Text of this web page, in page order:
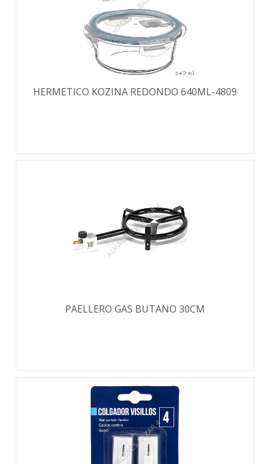
HERMETICO KOZINA REDONDO 640ML-4809
PAELLERO GAS BUTANO 30CM